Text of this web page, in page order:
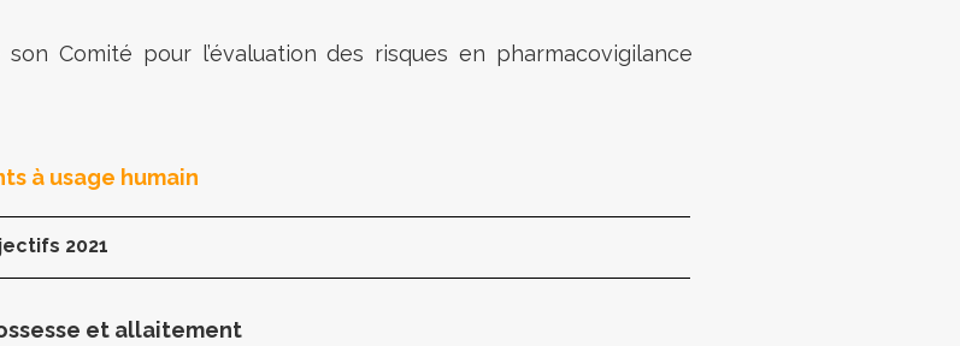
Comité pour l’évaluation des risques en pharmacovigilance
à usage humain
2021
et allaitement